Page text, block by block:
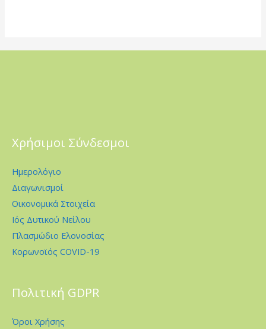
Χρήσιμοι Σύνδεσμοι
Ημερολόγιο
Διαγωνισμοί
Οικονομικά Στοιχεία
Ιός Δυτικού Νείλου
Πλασμώδιο Ελονοσίας
Κορωνοϊός COVID-19
Πολιτική GDPR
Όροι Χρήσης